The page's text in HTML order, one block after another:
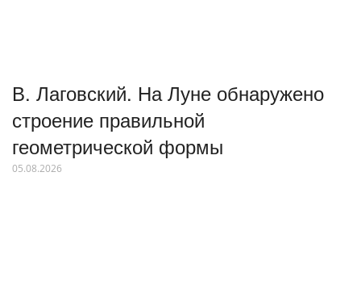
В. Лаговский. На Луне обнаружено
строение правильной
геометрической формы
05.08.2026